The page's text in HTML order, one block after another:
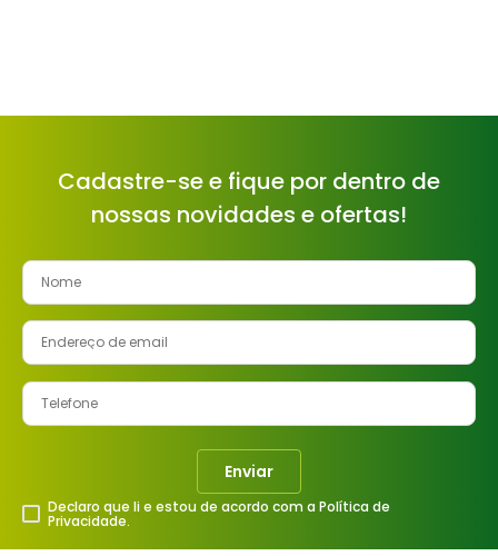
Cadastre-se e fique por dentro de
nossas novidades e ofertas!
Enviar
Declaro que li e estou de acordo com a Política de
Privacidade.